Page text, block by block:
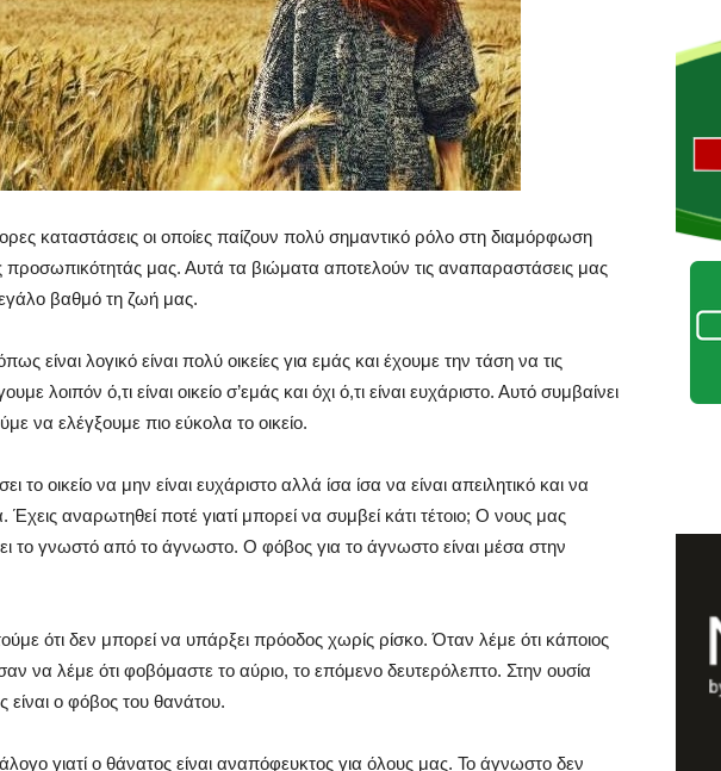
καταστάσεις οι οποίες παίζουν πολύ σημαντικό ρόλο στη διαμόρφωση
προσωπικότητάς μας. Αυτά τα βιώματα αποτελούν τις αναπαραστάσεις μας
βαθμό τη ζωή μας.
είναι λογικό είναι πολύ οικείες για εμάς και έχουμε την τάση να τις
λοιπόν ό,τι είναι οικείο σ’εμάς και όχι ό,τι είναι ευχάριστο. Αυτό συμβαίνει
να ελέγξουμε πιο εύκολα το οικείο.
το οικείο να μην είναι ευχάριστο αλλά ίσα ίσα να είναι απειλητικό και να
αναρωτηθεί ποτέ γιατί μπορεί να συμβεί κάτι τέτοιο; Ο νους μας
το γνωστό από το άγνωστο. Ο φόβος για το άγνωστο είναι μέσα στην
ότι δεν μπορεί να υπάρξει πρόοδος χωρίς ρίσκο. Όταν λέμε ότι κάποιος
να λέμε ότι φοβόμαστε το αύριο, το επόμενο δευτερόλεπτο. Στην ουσία
είναι ο φόβος του θανάτου.
γιατί ο θάνατος είναι αναπόφευκτος για όλους μας. Το άγνωστο δεν